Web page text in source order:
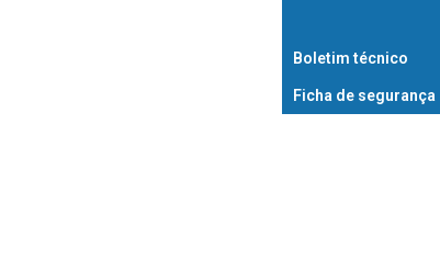
Boletim técnico
Ficha de segurança